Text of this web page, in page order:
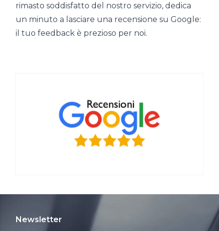
rimasto soddisfatto del nostro servizio, dedica
un minuto a lasciare una recensione su Google:
il tuo feedback è prezioso per noi.
Newsletter